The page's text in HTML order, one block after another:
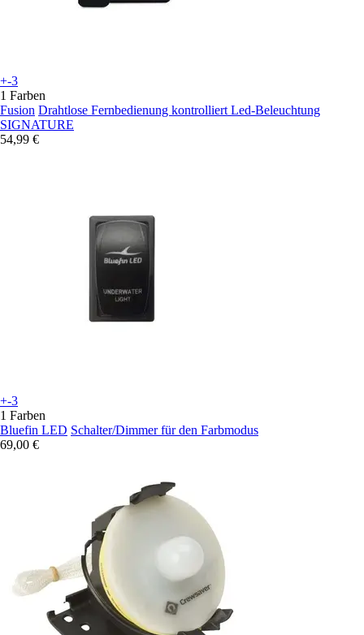
+-3
1 Farben
Fusion Drahtlose Fernbedienung kontrolliert Led-Beleuchtung
SIGNATURE
54,99 €
+-3
1 Farben
Bluefin LED Schalter/Dimmer für den Farbmodus
69,00 €